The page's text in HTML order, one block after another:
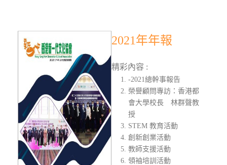
2021年年報
精彩內容 :
-2021總幹事報告
榮譽顧問專訪：香港都
會大學校長 林群聲教
授
STEM 教育活動
創新創業活動
教師支援活動
領袖培訓活動